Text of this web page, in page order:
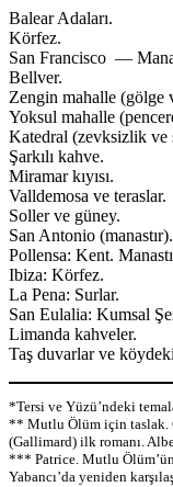
Balear Adaları.
Körfez.
San Francisco —
Bellver.
Zengin mahalle (gölge
Yoksul mahalle
Katedral (zevksizlik ve
Şarkılı kahve.
Miramar kıyısı.
Valldemosa ve teraslar.
Soller ve güney.
San Antonio
Pollensa: Kent.
Ibiza: Körfez.
La Pena: Surlar.
San Eulalia: Kumsal
Limanda kahveler.
Taş duvarlar ve
*Tersi ve Yüzü’ndeki
** Mutlu Ölüm için taslak.
(Gallimard) ilk romanı.
*** Patrice. Mutlu Ölüm’ün
Yabancı’da yeniden